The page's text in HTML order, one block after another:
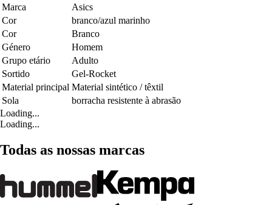
Marca
Asics
Cor
branco/azul marinho
Cor
Branco
Género
Homem
Grupo etário
Adulto
Sortido
Gel-Rocket
Material principal Material sintético / têxtil
Sola
borracha resistente à abrasão
Loading...
Loading...
Todas as nossas marcas